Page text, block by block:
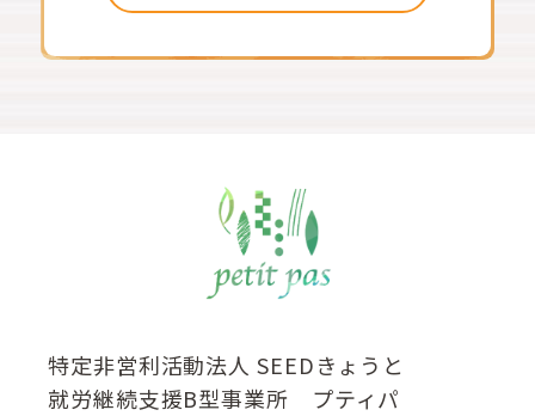
特定非営利活動法人 SEEDきょうと
就労継続支援B型事業所 プティパ